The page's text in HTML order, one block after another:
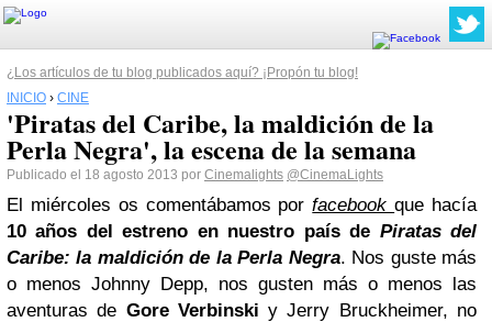
¿Los artículos de tu blog publicados aquí? ¡Propón tu blog!
INICIO › CINE
'Piratas del Caribe, la maldición de la
Perla Negra', la escena de la semana
Publicado el 18 agosto 2013 por Cinemalights @CinemaLights
El miércoles os comentábamos porfacebookque hacía
10 años del estreno en nuestro país de Piratas del
Caribe: la maldición de la Perla Negra. Nos guste más
o menos Johnny Depp, nos gusten más o menos las
aventuras de Gore Verbinski y Jerry Bruckheimer, no